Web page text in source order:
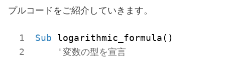
プルコードをご紹介していきます。
Sub logarithmic_formula()
'変数の型を宣言